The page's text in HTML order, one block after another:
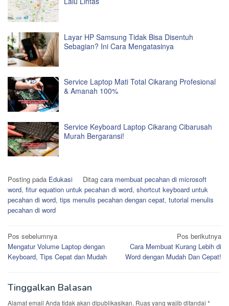
Layar HP Samsung Tidak Bisa Disentuh
Sebagian? Ini Cara Mengatasinya
Service Laptop Mati Total Cikarang Profesional
& Amanah 100%
Service Keyboard Laptop Cikarang Cibarusah
Murah Bergaransi!
Posting pada Edukasi Ditag cara membuat pecahan di microsoft
word, fitur equation untuk pecahan di word, shortcut keyboard untuk
pecahan di word, tips menulis pecahan dengan cepat, tutorial menulis
pecahan di word
Navigasi
pos
Pos sebelumnya
Mengatur Volume Laptop dengan
Keyboard, Tips Cepat dan Mudah
Pos berikutnya
Cara Membuat Kurang Lebih di
Word dengan Mudah Dan Cepat!
Tinggalkan Balasan
Alamat email Anda tidak akan dipublikasikan. Ruas yang wajib ditandai *